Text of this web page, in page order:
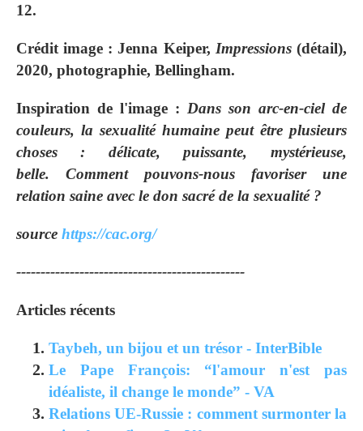
12.
Crédit image :Jenna Keiper, Impressions(détail),
2020, photographie, Bellingham.
Inspiration de l'image : Dans son arc-en-ciel de
couleurs, la sexualité humaine peut être plusieurs
choses : délicate, puissante, mystérieuse,
belle. Comment pouvons-nous favoriser une
relation saine avec le don sacré de la sexualité ?
source https://cac.org/
-----------------------------------------------
Articles récents
Taybeh, un bijou et un trésor - InterBible
Le Pape François: “l'amour n'est pas
idéaliste, il change le monde” - VA
Relations UE-Russie : comment surmonter la